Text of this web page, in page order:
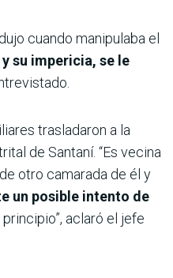
cuando manipulaba el
su impericia, se le
trasladaron a la
de Santaní. “Es vecina
otro camarada de él y
un posible intento de
aclaró el jefe